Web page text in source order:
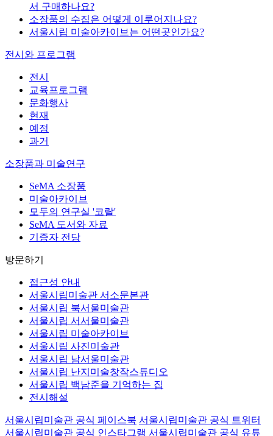
서 구매하나요?
소장품의 수집은 어떻게 이루어지나요?
서울시립 미술아카이브는 어떤곳인가요?
전시와 프로그램
전시
교육프로그램
문화행사
현재
예정
과거
소장품과 미술연구
SeMA 소장품
미술아카이브
모두의 연구실 '코랄'
SeMA 도서와 자료
기증자 전당
방문하기
접근성 안내
서울시립미술관 서소문본관
서울시립 북서울미술관
서울시립 서서울미술관
서울시립 미술아카이브
서울시립 사진미술관
서울시립 남서울미술관
서울시립 난지미술창작스튜디오
서울시립 백남준을 기억하는 집
전시해설
서울시립미술관 공식 페이스북 서울시립미술관 공식 트위터
서울시립미술관 공식 인스타그램 서울시립미술관 공식 유튜